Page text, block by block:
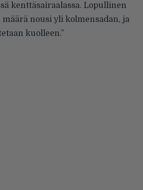
kenttäsairaalassa. Lopullinen
nousi yli kolmensadan, ja
kuolleen.”